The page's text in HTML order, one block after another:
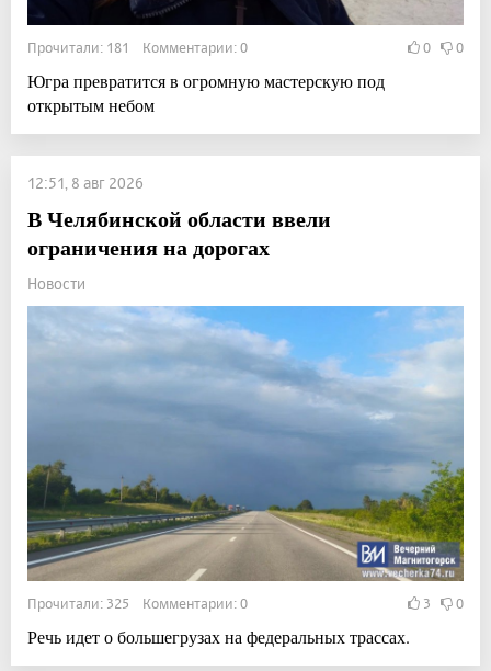
Прочитали: 181 Комментарии: 0 0 0
Югра превратится в огромную мастерскую под
открытым небом
12:51, 8 авг 2026
В Челябинской области ввели
ограничения на дорогах
Новости
Прочитали: 325 Комментарии: 0 3 0
Речь идет о большегрузах на федеральных трассах.